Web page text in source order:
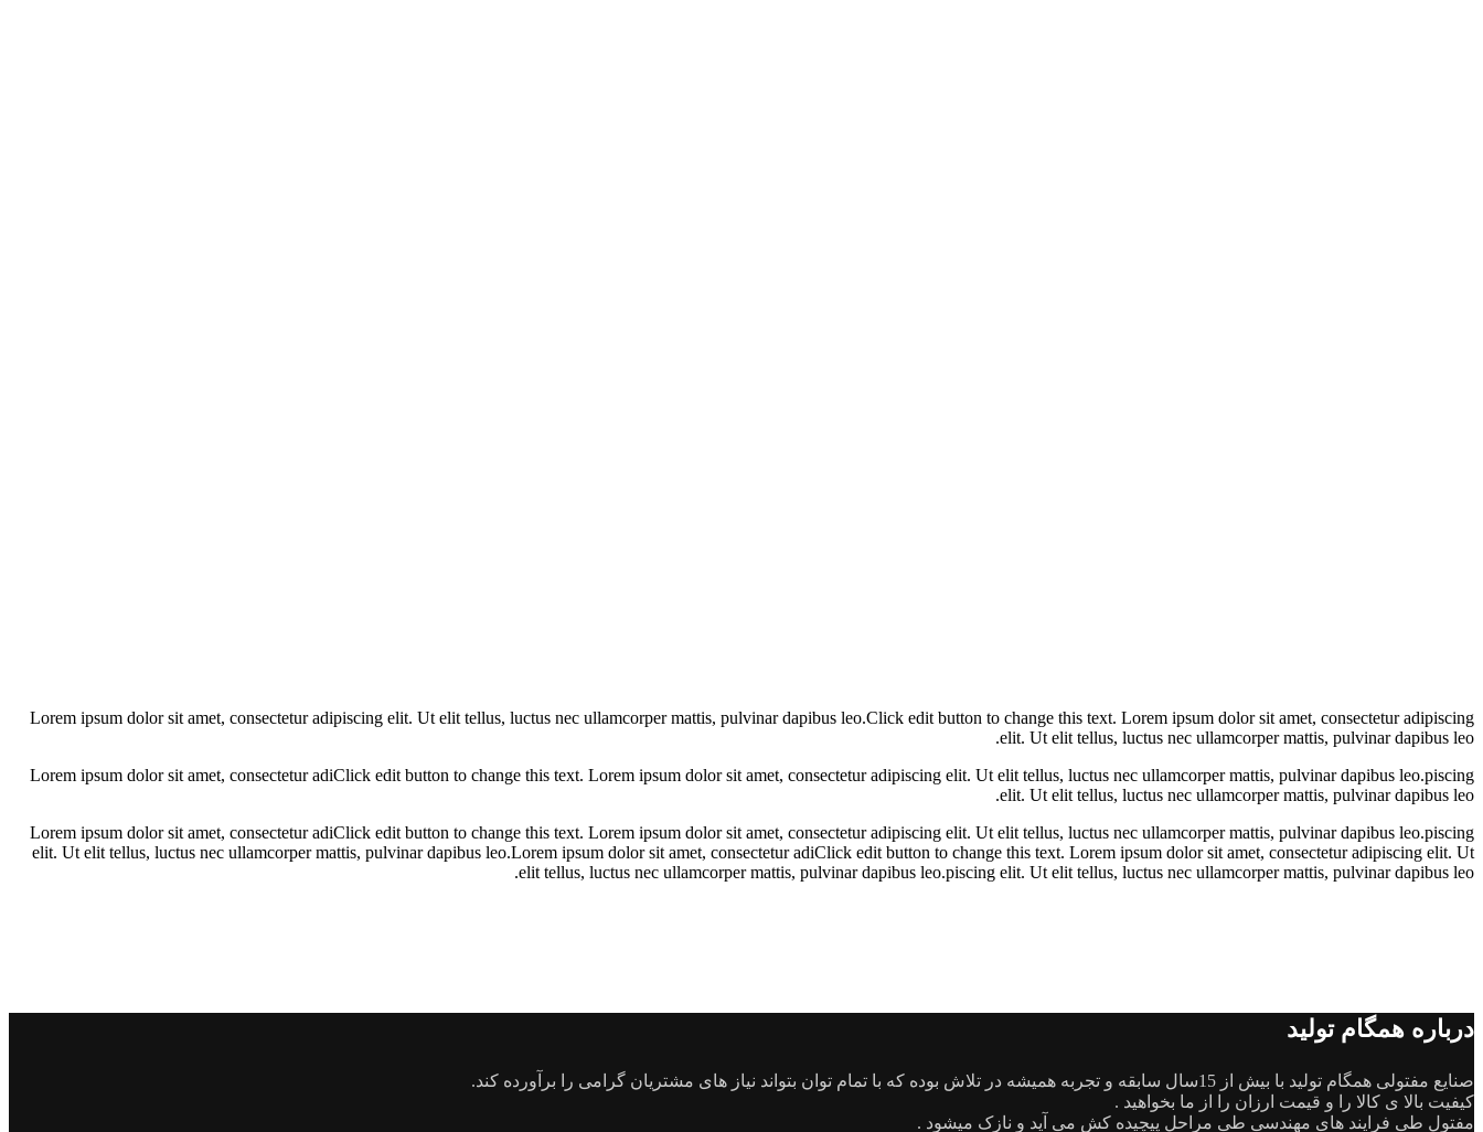
Lorem ipsum dolor sit amet, consectetur adipiscing elit. Ut elit tellus, luctus nec ullamcorper mattis, pulvinar dapibus leo.Click edit button to change this text. Lorem ipsum dolor sit amet, consectetur adipiscing
elit. Ut elit tellus, luctus nec ullamcorper mattis, pulvinar dapibus leo.
Lorem ipsum dolor sit amet, consectetur adiClick edit button to change this text. Lorem ipsum dolor sit amet, consectetur adipiscing elit. Ut elit tellus, luctus nec ullamcorper mattis, pulvinar dapibus leo.piscing
elit. Ut elit tellus, luctus nec ullamcorper mattis, pulvinar dapibus leo.
Lorem ipsum dolor sit amet, consectetur adiClick edit button to change this text. Lorem ipsum dolor sit amet, consectetur adipiscing elit. Ut elit tellus, luctus nec ullamcorper mattis, pulvinar dapibus leo.piscing
elit. Ut elit tellus, luctus nec ullamcorper mattis, pulvinar dapibus leo.Lorem ipsum dolor sit amet, consectetur adiClick edit button to change this text. Lorem ipsum dolor sit amet, consectetur adipiscing elit. Ut
elit tellus, luctus nec ullamcorper mattis, pulvinar dapibus leo.piscing elit. Ut elit tellus, luctus nec ullamcorper mattis, pulvinar dapibus leo.
درباره همگام تولید
صنایع مفتولی همگام تولید با بیش از 15سال سابقه و تجربه همیشه در تلاش بوده که با تمام توان بتواند نیاز های مشتریان گرامی را برآورده کند.
کیفیت بالا ی کالا را و قیمت ارزان را از ما بخواهید .
مفتول طی فرایند های مهندسی طی مراحل پیچیده کش می آید و نازک میشود .